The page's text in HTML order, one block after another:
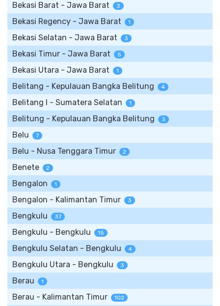
Bekasi Barat - Jawa Barat 3
Bekasi Regency - Jawa Barat 1
Bekasi Selatan - Jawa Barat 3
Bekasi Timur - Jawa Barat 5
Bekasi Utara - Jawa Barat 1
Belitang - Kepulauan Bangka Belitung 4
Belitang I - Sumatera Selatan 1
Belitung - Kepulauan Bangka Belitung 3
Belu 7
Belu - Nusa Tenggara Timur 2
Benete 2
Bengalon 1
Bengalon - Kalimantan Timur 3
Bengkulu 37
Bengkulu - Bengkulu 15
Bengkulu Selatan - Bengkulu 4
Bengkulu Utara - Bengkulu 3
Berau 1
Berau - Kalimantan Timur 102